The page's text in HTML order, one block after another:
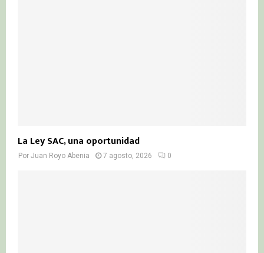
La Ley SAC, una oportunidad
Por Juan Royo Abenia 7 agosto, 2026 0